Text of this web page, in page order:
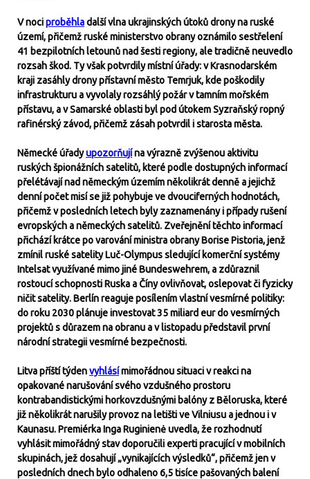
V nociproběhladalší vlna ukrajinských útoků drony na ruské
území, přičemž ruské ministerstvo obrany oznámilo sestřelení
41 bezpilotních letounů nad šesti regiony, ale tradičně neuvedlo
rozsah škod. Ty však potvrdily místní úřady: v Krasnodarském
kraji zasáhly drony přístavní město Temrjuk, kde poškodily
infrastrukturu a vyvolaly rozsáhlý požár v tamním mořském
přístavu, a v Samarské oblasti byl pod útokem Syzraňský ropný
rafinérský závod, přičemž zásah potvrdil i starosta města.
Německé úřadyupozorňujína výrazně zvýšenou aktivitu
ruských špionážních satelitů, které podle dostupných informací
přelétávají nad německým územím několikrát denně a jejichž
denní počet misí se již pohybuje ve dvouciferných hodnotách,
přičemž v posledních letech byly zaznamenány i případy rušení
evropských a německých satelitů. Zveřejnění těchto informací
přichází krátce po varování ministra obrany Borise Pistoria, jenž
zmínil ruské satelity Luč-Olympus sledující komerční systémy
Intelsat využívané mimo jiné Bundeswehrem, a zdůraznil
rostoucí schopnosti Ruska a Číny ovlivňovat, oslepovat či fyzicky
ničit satelity. Berlín reaguje posílením vlastní vesmírné politiky:
do roku 2030 plánuje investovat 35 miliard eur do vesmírných
projektů s důrazem na obranu a v listopadu představil první
národní strategii vesmírné bezpečnosti.
Litva příští týdenvyhlásímimořádnou situaci v reakci na
opakované narušování svého vzdušného prostoru
kontrabandistickými horkovzdušnými balóny z Běloruska, které
již několikrát narušily provoz na letišti ve Vilniusu a jednou i v
Kaunasu. Premiérka Inga Ruginienė uvedla, že rozhodnutí
vyhlásit mimořádný stav doporučili experti pracující v mobilních
skupinách, jež dosahují „vynikajících výsledků“, přičemž jen v
posledních dnech bylo odhaleno 6,5 tisíce pašovaných balení